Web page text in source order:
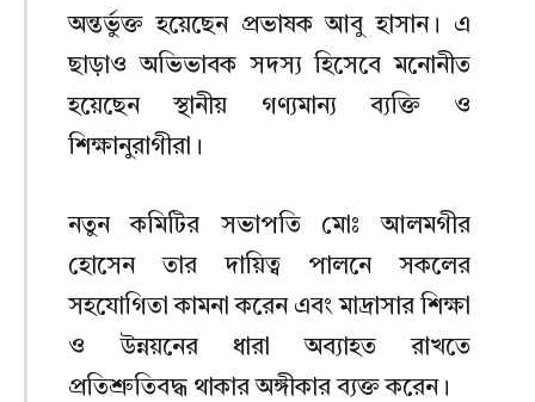
অন্তর্ভুক্ত হয়েছেন প্রভাষক আবু হাসান। এ
ছাড়াও অভিভাবক সদস্য হিসেবে মনোনীত
হয়েছেন স্থানীয় গণ্যমান্য ব্যক্তি ও
শিক্ষানুরাগীরা।
নতুন কমিটির সভাপতি মোঃ আলমগীর
হোসেন তার দায়িত্ব পালনে সকলের
সহযোগিতা কামনা করেন এবং মাদ্রাসার শিক্ষা
ও উন্নয়নের ধারা অব্যাহত রাখতে
প্রতিশ্রুতিবদ্ধ থাকার অঙ্গীকার ব্যক্ত করেন।